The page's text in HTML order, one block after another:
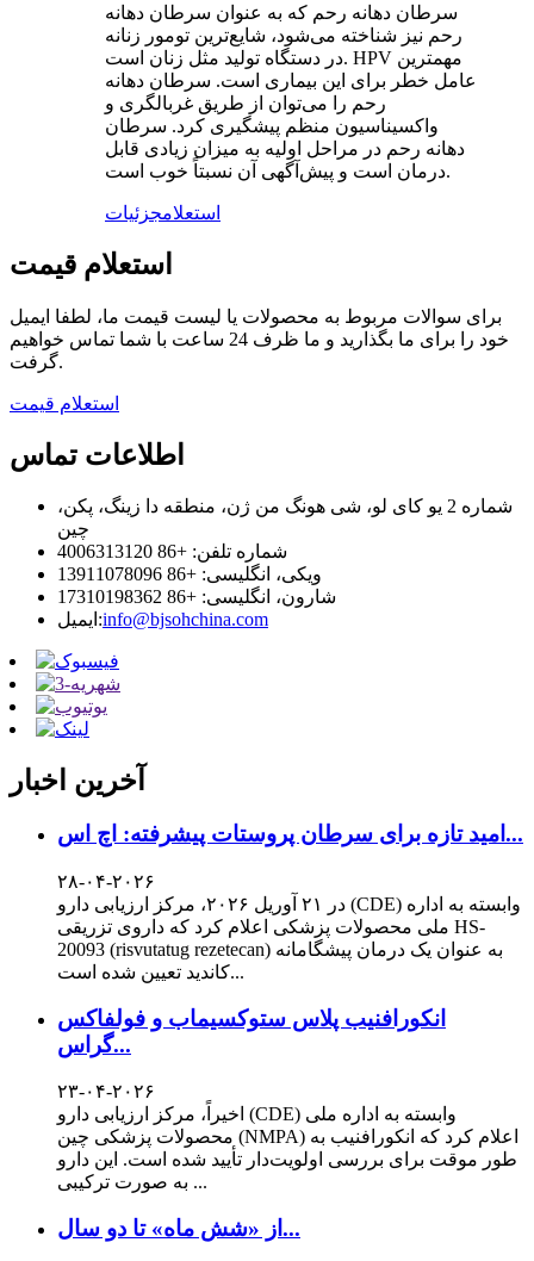
سرطان دهانه رحم که به عنوان سرطان دهانه
رحم نیز شناخته می‌شود، شایع‌ترین تومور زنانه
در دستگاه تولید مثل زنان است. HPV مهمترین
عامل خطر برای این بیماری است. سرطان دهانه
رحم را می‌توان از طریق غربالگری و
واکسیناسیون منظم پیشگیری کرد. سرطان
دهانه رحم در مراحل اولیه به میزان زیادی قابل
درمان است و پیش‌آگهی آن نسبتاً خوب است.
استعلامجزئیات
استعلام قیمت
برای سوالات مربوط به محصولات یا لیست قیمت ما، لطفا ایمیل
خود را برای ما بگذارید و ما ظرف 24 ساعت با شما تماس خواهیم
گرفت.
استعلام قیمت
اطلاعات تماس
شماره 2 یو کای لو، شی هونگ من ژن، منطقه دا زینگ، پکن،
چین
شماره تلفن: +86 4006313120
ویکی، انگلیسی: +86 13911078096
شارون، انگلیسی: +86 17310198362
ایمیل:info@bjsohchina.com
آخرین اخبار
امید تازه برای سرطان پروستات پیشرفته: اچ اس...
۲۸-۰۴-۲۰۲۶
در ۲۱ آوریل ۲۰۲۶، مرکز ارزیابی دارو (CDE) وابسته به اداره
ملی محصولات پزشکی اعلام کرد که داروی تزریقی HS-
20093 (risvutatug rezetecan) به عنوان یک درمان پیشگامانه
کاندید تعیین شده است...
انکورافنیب پلاس ستوکسیماب و فولفاکس
گراس...
۲۳-۰۴-۲۰۲۶
اخیراً، مرکز ارزیابی دارو (CDE) وابسته به اداره ملی
محصولات پزشکی چین (NMPA) اعلام کرد که انکورافنیب به
طور موقت برای بررسی اولویت‌دار تأیید شده است. این دارو
به صورت ترکیبی ...
از «شش ماه» تا دو سال...